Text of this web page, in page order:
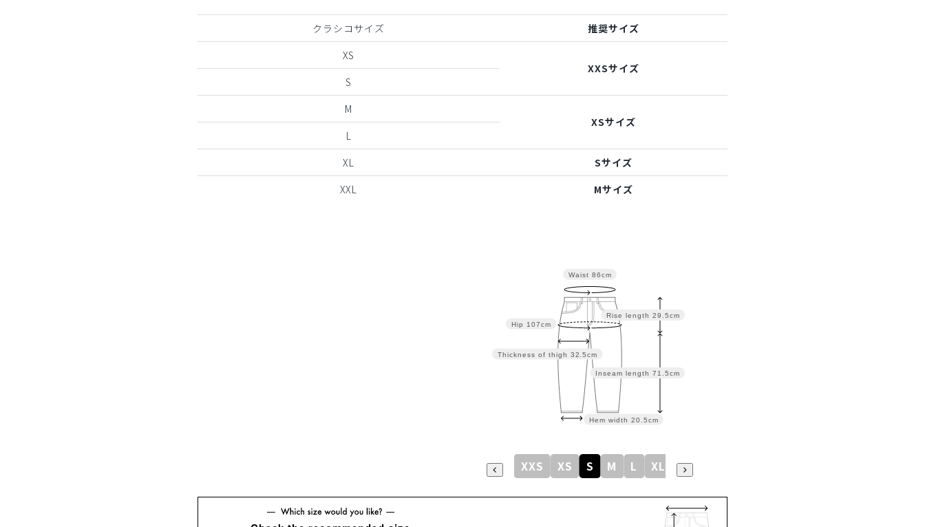
クラシコサイズ
推奨サイズ
XS
XXSサイズ
S
M
XSサイズ
L
XL
Sサイズ
XXL
Mサイズ
Inseam length 71.5cm
Rise length 29.5cm
Hem width 20.5cm
Thickness of thigh 32.5cm
Hip 107cm
Waist 86cm
XXS XS S M L XL